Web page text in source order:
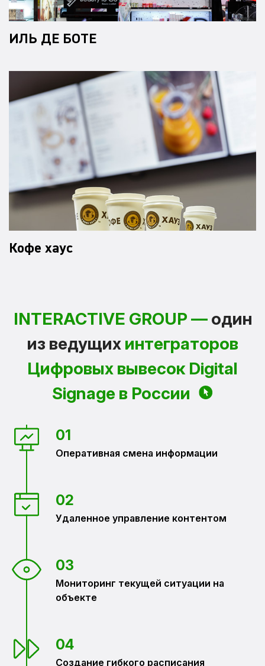
ИЛЬ ДЕ БОТЕ
Кофе хаус
INTERACTIVE GROUP —один
из ведущих интеграторов
Цифровых вывесок Digital
Signage в России
01
Оперативная смена информации
02
Удаленное управление контентом
03
Мониторинг текущей ситуации на
объекте
04
Создание гибкого расписания